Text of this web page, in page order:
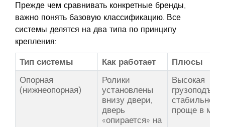
Прежде чем сравнивать конкретные бренды,
важно понять базовую классификацию. Все
системы делятся на два типа по принципу
крепления:
Тип системы Как работает
Плюсы
Опорная
(нижнеопорная)
Ролики
установлены
внизу двери,
дверь
«опирается» на
Высокая
проще в